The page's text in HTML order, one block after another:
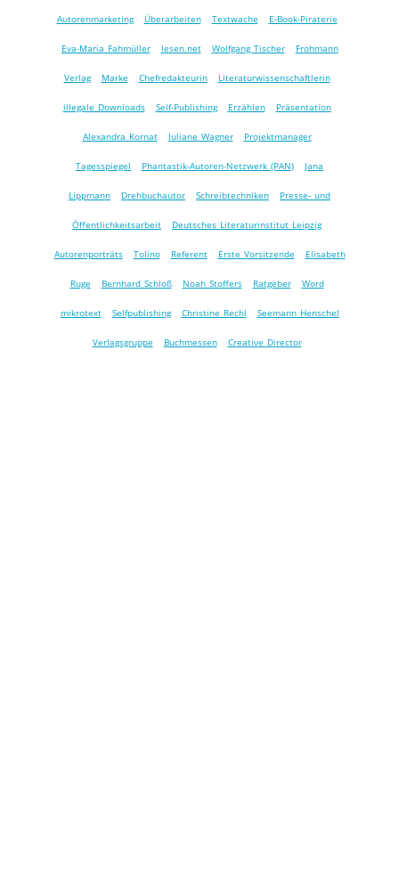
Autorenmarketing Überarbeiten Textwache E-Book-Piraterie
Eva-Maria Fahmüller lesen.net Wolfgang Tischer Frohmann
Verlag Marke Chefredakteurin Literaturwissenschaftlerin
illegale Downloads Self-Publishing Erzählen Präsentation
Alexandra Kornat Juliane Wagner Projektmanager
Tagesspiegel Phantastik-Autoren-Netzwerk (PAN) Jana
Lippmann Drehbuchautor Schreibtechniken Presse- und
Öffentlichkeitsarbeit Deutsches Literaturinstitut Leipzig
Autorenporträts Tolino Referent Erste Vorsitzende Elisabeth
Ruge Bernhard Schloß Noah Stoffers Ratgeber Word
mikrotext Selfpublishing Christine Rechl Seemann Henschel
Verlagsgruppe Buchmessen Creative Director